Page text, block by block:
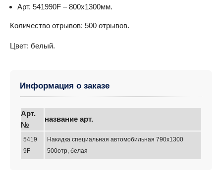
Арт. 541990F – 800х1300мм.
Количество отрывов: 500 отрывов.
Цвет: белый.
Информация о заказе
Арт.
№
название арт.
5419
9F
Накидка специальная автомобильная 790х1300
500отр, белая